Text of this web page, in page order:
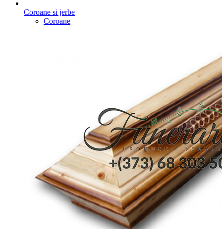
Coroane si jerbe
Coroane